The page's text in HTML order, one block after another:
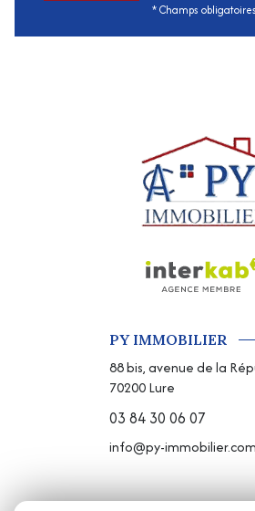
* Champs obligatoires
PY IMMOBILIER
88 bis, avenue de la
70200Lure
03 84 30 06 07
info@py-immobilier.com